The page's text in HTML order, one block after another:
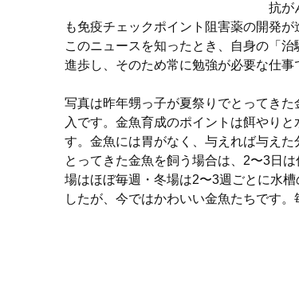
抗が
も免疫チェックポイント阻害薬の開発
このニュースを知ったとき、自身の「
進歩し、そのため常に勉強が必要な仕
写真は昨年甥っ子が夏祭りでとってき
入です。金魚育成のポイントは餌やり
す。金魚には胃がなく、与えれば与え
とってきた金魚を飼う場合は、2〜3日
場はほぼ毎週・冬場は2〜3週ごとに水
したが、今ではかわいい金魚たちです